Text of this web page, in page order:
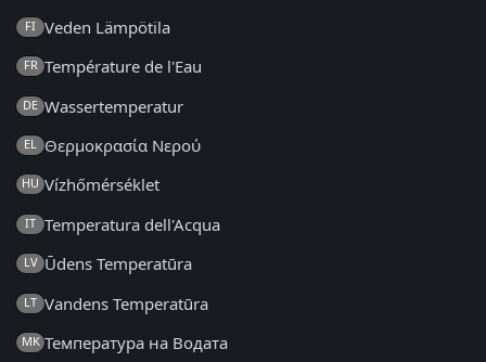
FI Veden Lämpötila
FR Température de l'Eau
DE Wassertemperatur
EL Θερμοκρασία Νερού
HU Vízhőmérséklet
IT Temperatura dell'Acqua
LV Ūdens Temperatūra
LT Vandens Temperatūra
MK Температура на Водата